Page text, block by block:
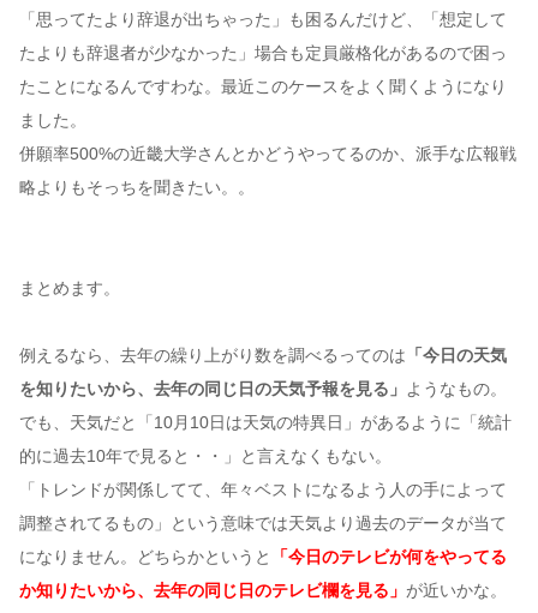
「思ってたより辞退が出ちゃった」も困るんだけど、「想定して
たよりも辞退者が少なかった」場合も定員厳格化があるので困っ
たことになるんですわな。最近このケースをよく聞くようになり
ました。
併願率500%の近畿大学さんとかどうやってるのか、派手な広報戦
略よりもそっちを聞きたい。。
まとめます。
例えるなら、去年の繰り上がり数を調べるってのは 「今日の天気
を知りたいから、去年の同じ日の天気予報を見る」 ようなもの。
でも、天気だと「10月10日は天気の特異日」があるように「統計
的に過去10年で見ると・・」と言えなくもない。
「トレンドが関係してて、年々ベストになるよう人の手によって
調整されてるもの」という意味では天気より過去のデータが当て
になりません。どちらかというと
「今日のテレビが何をやってる
か知りたいから、去年の同じ日のテレビ欄を見る」 が近いかな。